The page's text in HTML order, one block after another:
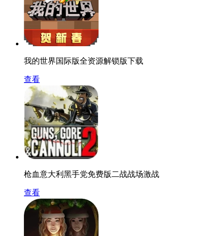
我的世界国际版全资源解锁版下载
查看
枪血意大利黑手党免费版二战战场激战
查看